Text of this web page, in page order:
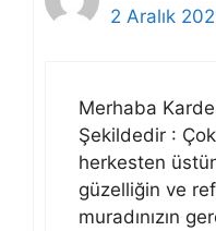
2 Aralık
Merhaba
Şekildedir :
herkesten
güzelliğin ve
muradınızın